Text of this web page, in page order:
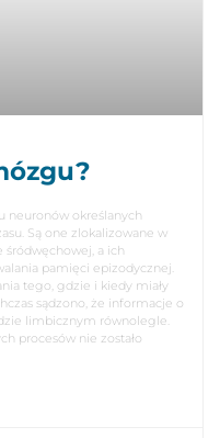
neuronów określanych
Są one zlokalizowane w
a ich
pamięci epizodycznej.
tego, gdzie i kiedy miały
sądzono, że informacje o
limbicznym równolegle.
procesów nie zostało